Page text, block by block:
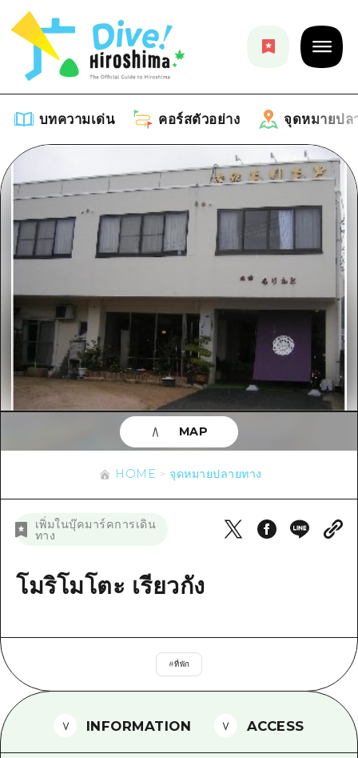
บทความเด่น คอร์สตัวอย่าง จุดหมายปล
บทความเด่น
รายการ
คำแนะนำ
งานอีเว้นท์ / เทศกาล
อาหารรสเลิศ / สุรา
การปั่นจักรยาน
ช้อปปิ้ง
กีฬา
สถานบันเทิงยามค่ำคืน
มาตรฐาน
การรักษา
ธรรมชาติ
คอร์สตัวอย่าง
คู่มือ Dive! Hiroshima
ฮิโรชิม่า โมชิ โมชิ ทราเวล
บริเวณรอบเมืองฮิโรชิม่า
อากิ
บิงโก
บริเวณรอบๆ มิยาจิมะ
รายการ
บริเวณรอบเมืองฮิโรชิม่า
อากิ
บิงโก
บิโฮคุ
เกโฮคุ
จังหวัดเอฮิเมะ
อีเว้นท์
ข้อมูลตามฤดูกาล
ข้อมูลที่เป็นประโยชน์
รายการ
เข้าถึงเข้าถึง
สรุปการจราจรรอง
ตั๋วเที่ยวคุ้มค่าตั๋วเที่ยวคุ้มค่า
ฮิโรชิม่า ฟรี Wi-Fi
ข่าว
HOME จุดหมายปลายทาง
เพิ่มในบุ๊คมาร์คการเดิน
ทาง
โมริโมโตะ เรียวกัง
#ที่พัก
MAP
INFORMATION ACCESS